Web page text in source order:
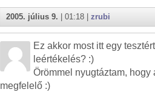
2005. július 9. | 01:18 | zrubi
Ez akkor most itt egy
leértékelés? :)
Örömmel nyugtáztam,
megfelelő :)